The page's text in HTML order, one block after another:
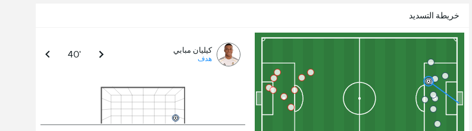
خريطة التسديد
كيليان مبابي
هدف 40'